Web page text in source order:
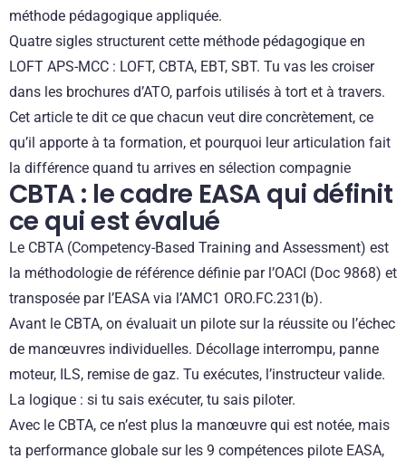
méthode pédagogique appliquée.
Quatre sigles structurent cette méthode pédagogique en
LOFT APS-MCC : LOFT, CBTA, EBT, SBT. Tu vas les croiser
dans les brochures d’ATO, parfois utilisés à tort et à travers.
Cet article te dit ce que chacun veut dire concrètement, ce
qu’il apporte à ta formation, et pourquoi leur articulation fait
la différence quand tu arrives en sélection compagnie
CBTA : le cadre EASA qui définit
ce qui est évalué
Le CBTA (Competency-Based Training and Assessment) est
la méthodologie de référence définie par l’OACI (Doc 9868) et
transposée par l’EASA via l’AMC1 ORO.FC.231(b).
Avant le CBTA, on évaluait un pilote sur la réussite ou l’échec
de manœuvres individuelles. Décollage interrompu, panne
moteur, ILS, remise de gaz. Tu exécutes, l’instructeur valide.
La logique : si tu sais exécuter, tu sais piloter.
Avec le CBTA, ce n’est plus la manœuvre qui est notée, mais
ta performance globale sur les 9 compétences pilote EASA,